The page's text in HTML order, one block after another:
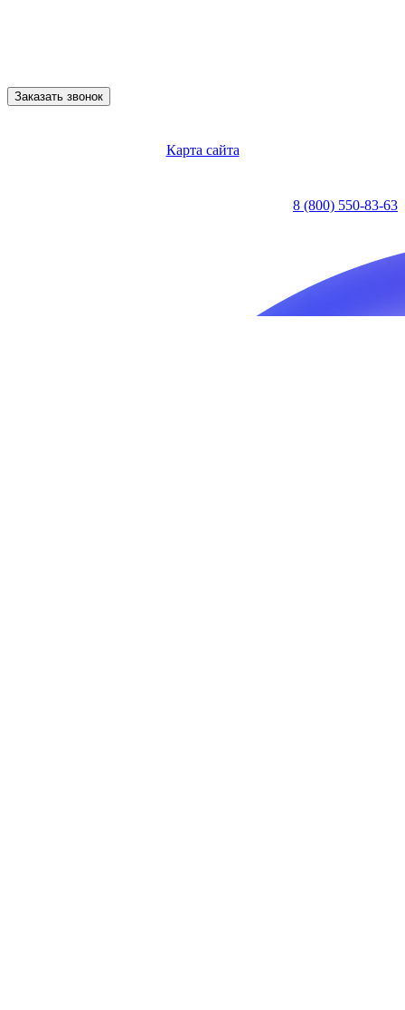
Заказать звонок
Карта сайта
8 (800) 550-83-63